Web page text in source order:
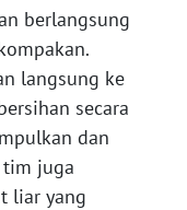
berlangsung
langsung ke
secara
dan
tim juga
liar yang